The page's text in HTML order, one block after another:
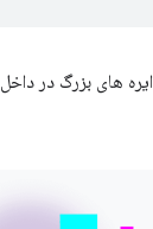
های بزرگ در داخل